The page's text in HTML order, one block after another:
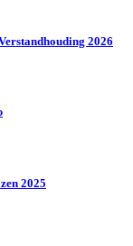
2026
2025